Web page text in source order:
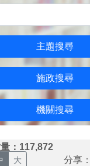
主題搜尋
施政搜尋
機關搜尋
：117,872
大 分享：